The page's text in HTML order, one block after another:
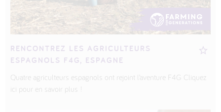
RENCONTREZ LES AGRICULTEURS
ESPAGNOLS F4G, ESPAGNE
Quatre agriculteurs espagnols ont rejoint l’aventure F4G Cliquez
ici pour en savoir plus !